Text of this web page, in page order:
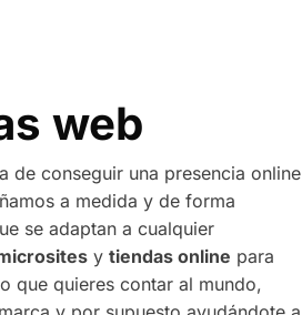
web
de conseguir una presencia online
a medida y de forma
se adaptan a cualquier
y tiendas online para
que quieres contar al mundo,